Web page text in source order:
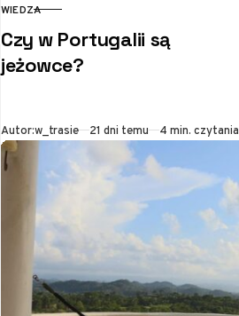
KATEGORIA
WIEDZA
Czy w Portugalii są
jeżowce?
Autor:w_trasie Opublikowano
21 dni temu 4 min. czytania